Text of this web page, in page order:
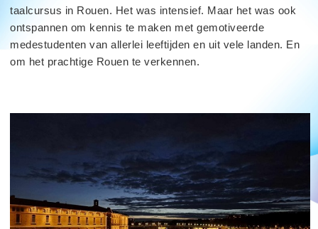
taalcursus in Rouen. Het was intensief. Maar het was ook
ontspannen om kennis te maken met gemotiveerde
medestudenten van allerlei leeftijden en uit vele landen. En
om het prachtige Rouen te verkennen.